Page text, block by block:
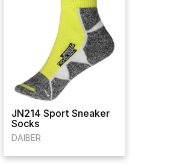
JN214 Sport Sneaker
Socks
DAIBER